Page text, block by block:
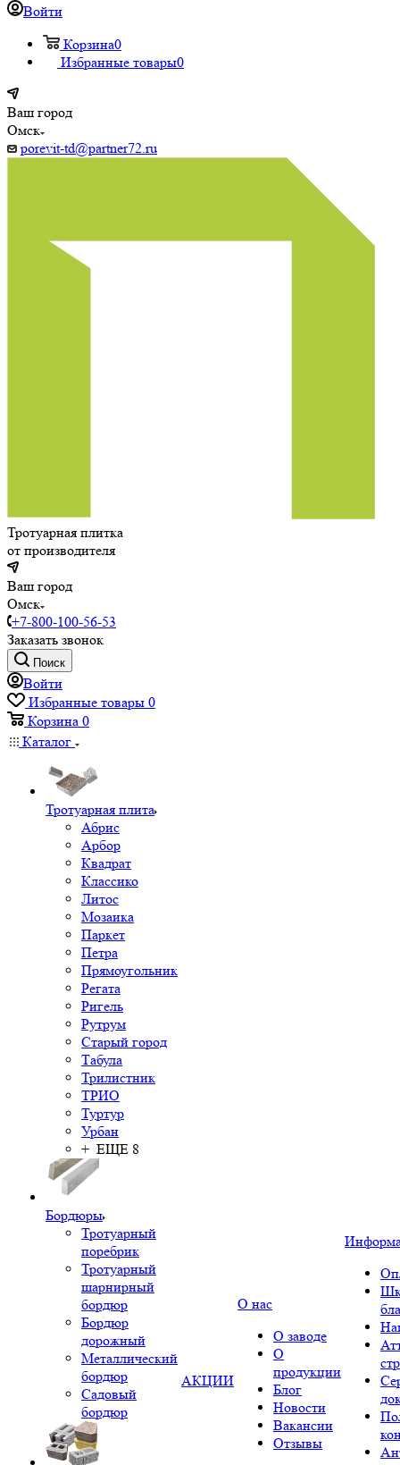
Войти
Корзина0
Избранные товары0
Ваш город
Омск
porevit-td@partner72.ru
Тротуарная плитка
от производителя
Ваш город
Омск
+7-800-100-56-53
Заказать звонок
Поиск
Войти
Избранные товары 0
Корзина 0
Каталог
Тротуарная плита
Абрис
Арбор
Квадрат
Классико
Литос
Мозаика
Паркет
Петра
Прямоугольник
Регата
Ригель
Рутрум
Старый город
Табула
Трилистник
ТРИО
Туртур
Урбан
+ ЕЩЕ 8
Бордюры
Тротуарный
поребрик
Тротуарный
шарнирный
бордюр
Бордюр
дорожный
Металлический
бордюр
Садовый
бордюр
АКЦИИ
О нас
О заводе
О
продукции
Блог
Новости
Вакансии
Отзывы